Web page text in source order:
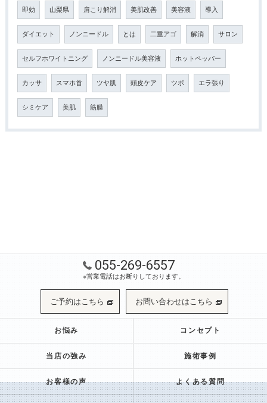
即効 山梨県 肩こり解消 美肌改善 美容液 導入
ダイエット ノンニードル とは 二重アゴ 解消 サロン
セルフホワイトニング ノンニードル美容液 ホットペッパー
カッサ スマホ首 ツヤ肌 頭皮ケア ツボ エラ張り
シミケア 美肌 筋膜
055-269-6557
※営業電話はお断りしております。
ご予約はこちら お問い合わせはこちら
お悩み コンセプト
当店の強み 施術事例
お客様の声 よくある質問